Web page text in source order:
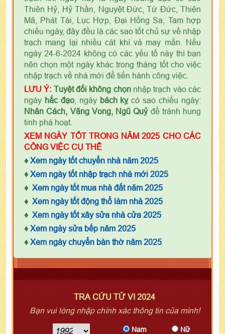
Thiên Hỷ, Hỷ Thần, Nguyệt Đức, Tứ Đức, Thiên
Mã, Phát Tài, Lục Hợp, Đại Hồng Sa, Tam hợp
chiếu ngày, đây đều là các sao tốt chủ sự về nhập
trạch mang lại nhiều cát khí và may mắn. Nếu
ngày 24-6-2024 không có các yếu tố này thì bạn
nên chọn một ngày khác trong tháng tốt cho việc
nhập trạch về nhà mới để tiến hành công việc.
LƯU Ý: Tuyệt đối không chọnnhập trạch vào các
ngày hắc đạo, ngày bách kỵcó sao chiếu ngày:
Nhân Cách, Vãng Vong, Ngũ Quỷđể tránh hung
tinh phá hoạt.
XEM NGÀY TỐT TRONG NĂM 2025 CHO CÁC
CÔNG VIỆC CỤ THỂ
♦ Xem ngày tốt chuyển nhà năm 2025
♦ Xem ngày tốt nhập trạch nhà mới 2025
♦ Xem ngày tốt mua nhà đất năm 2025
♦ Xem ngày tốt động thổ làm nhà 2025
♦ Xem ngày tốt xây sửa nhà cửa 2025
♦ Xem ngày sửa bếp năm 2025
♦ Xem ngày chuyển bàn thờ năm 2025
TRA CỨU TỬ VI 2024
Bạn vui lòng nhập chính xác thông tin của mình!
Nam Nữ